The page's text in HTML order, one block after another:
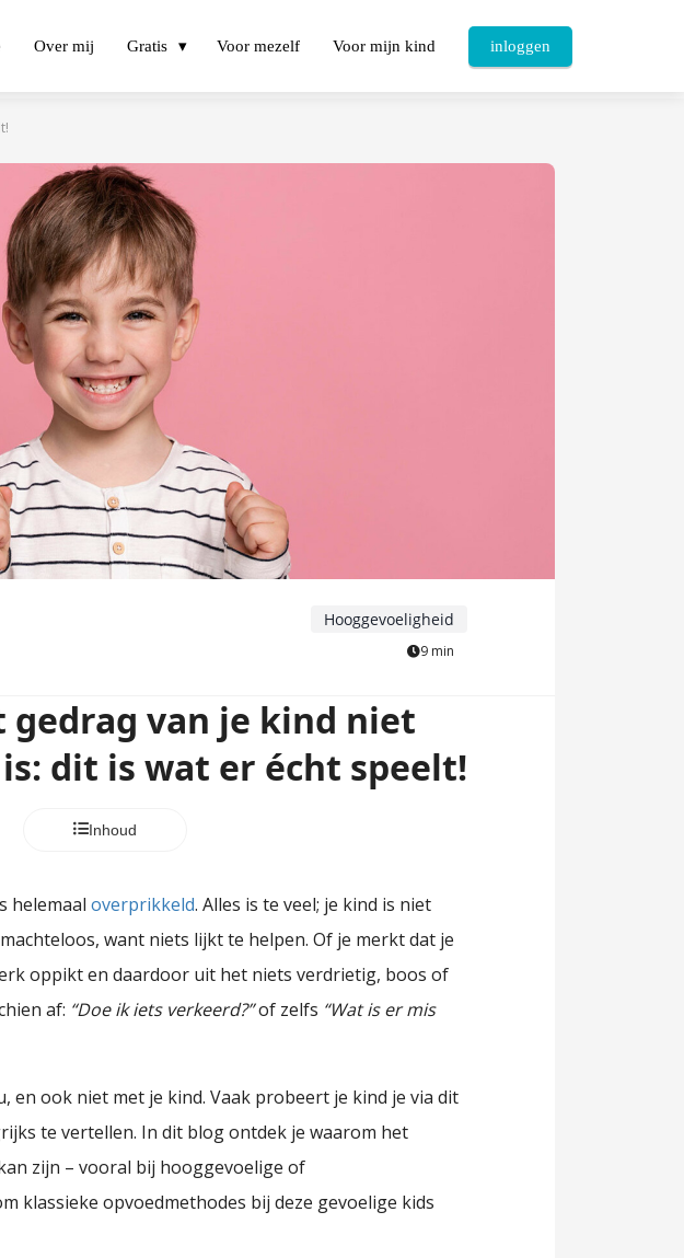
Over mij Gratis Voor mezelf Voor mijn kind inloggen
Hooggevoeligheid
9 min
gedrag van je kind niet
is: dit is wat er écht speelt!
Inhoud
helemaal overprikkeld. Alles is te veel; je kind is niet
want niets lijkt te helpen. Of je merkt dat je
oppikt en daardoor uit het niets verdrietig, boos of
af: “Doe ik iets verkeerd?”of zelfs “Wat is er mis
en ook niet met je kind. Vaak probeert je kind je via dit
te vertellen. In dit blog ontdek je waarom het
zijn – vooral bij hooggevoelige of
klassieke opvoedmethodes bij deze gevoelige kids